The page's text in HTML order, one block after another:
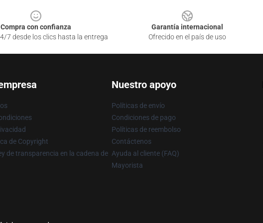
Compra con confianza
7 desde los clics hasta la entrega
Garantía internacional
Ofrecido en el país de uso
de Copyright
de transparencia en la cadena de
Nuestro apoyo
Políticas de envío
Condiciones de pago
Políticas de reembolso
Contáctenos
Ayuda al cliente (FAQ)
Mayorista